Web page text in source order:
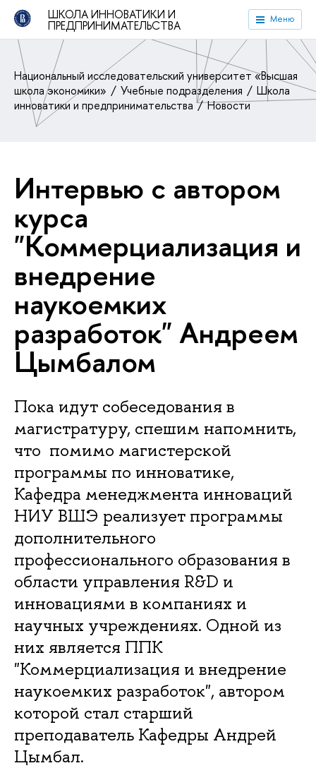
ШКОЛА ИННОВАТИКИ И
ПРЕДПРИНИМАТЕЛЬСТВА Меню
Национальный исследовательский университет «Высшая
школа экономики»
Учебные подразделения
Школа
инноватики и предпринимательства
Новости
Интервью с автором
курса
"Коммерциализация и
внедрение
наукоемких
разработок" Андреем
Цымбалом
Пока идут собеседования в
магистратуру, спешим напомнить,
что помимо магистерской
программы по инноватике,
Кафедра менеджмента инноваций
НИУ ВШЭ реализует программы
дополнительного
профессионального образования в
области управления R&D и
инновациями в компаниях и
научных учреждениях. Одной из
них является ППК
"Коммерциализация и внедрение
наукоемких разработок", автором
которой стал старший
преподаватель Кафедры Андрей
Цымбал.